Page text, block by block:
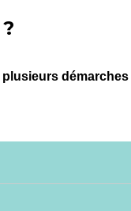
plusieurs démarches